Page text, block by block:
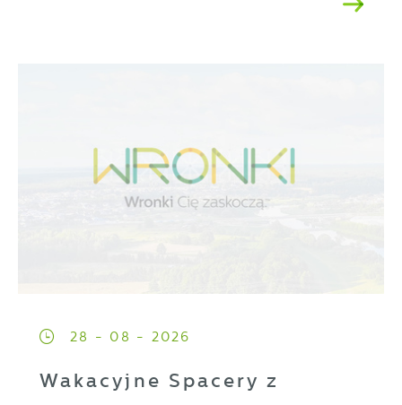
28 - 08 - 2026
Wakacyjne Spacery z